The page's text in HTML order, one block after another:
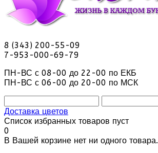
8 (343) 200-55-09
7-953-000-69-79
ПН-ВС с 08-00 до 22-00 по ЕКБ
ПН-ВС с 06-00 до 20-00 по МСК
Доставка цветов
Список избранных товаров пуст
0
В Вашей корзине нет ни одного товара.